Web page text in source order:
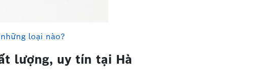
loại nào?
lượng, uy tín tại Hà